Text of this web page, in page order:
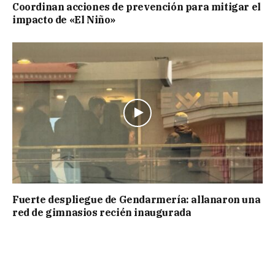
Coordinan acciones de prevención para mitigar el
impacto de «El Niño»
Fuerte despliegue de Gendarmería: allanaron una
red de gimnasios recién inaugurada